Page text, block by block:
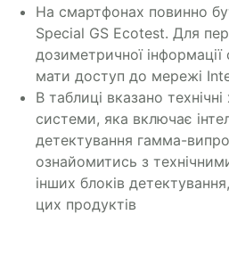
На смартфонах повинно
Special GS Ecotest. Для
дозиметричної
мати доступ до мережі
В таблиці вказано
системи, яка включає
детектування гамма-
ознайомитись з
інших блоків
цих продуктів